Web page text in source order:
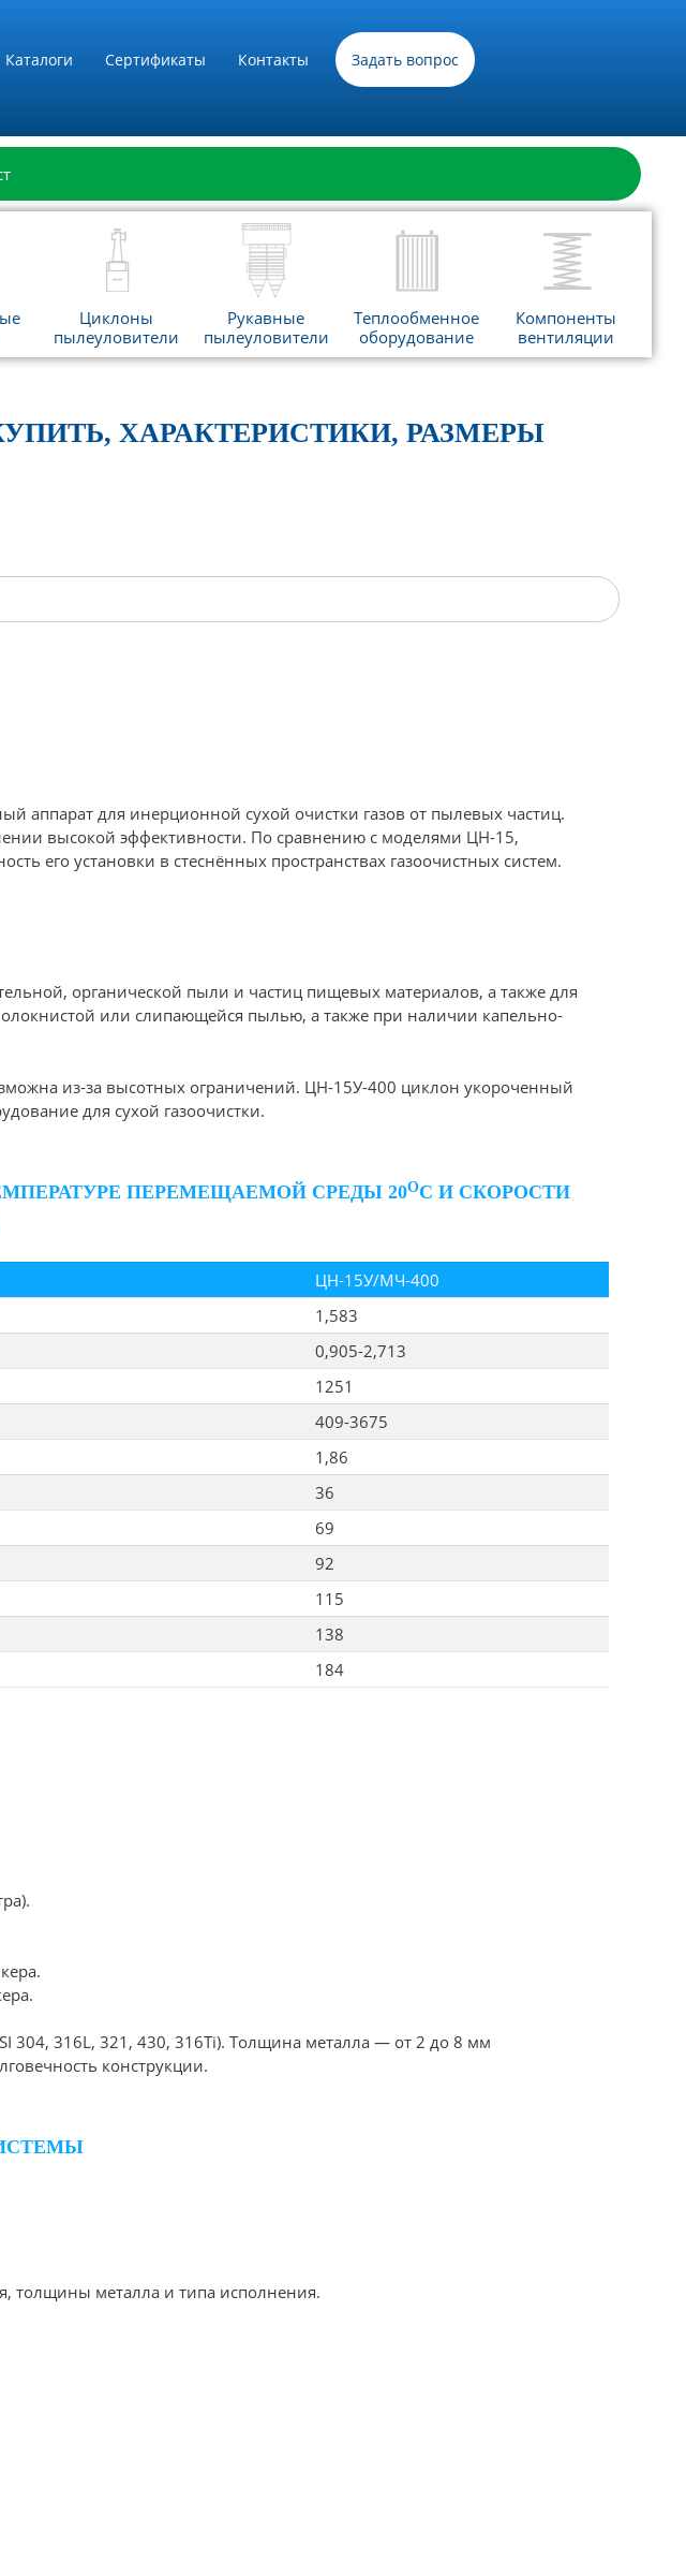
Каталоги Сертификаты Контакты Задать вопрос
Циклоны
пылеуловители
Рукавные
пылеуловители
Теплообменное
оборудование
Компоненты
вентиляции
ХАРАКТЕРИСТИКИ, РАЗМЕРЫ
для инерционной сухой очистки газов от пылевых частиц.
высокой эффективности. По сравнению с моделями ЦН-15,
его установки в стеснённых пространствах газоочистных систем.
органической пыли и частиц пищевых материалов, а также для
или слипающейся пылью, а также при наличии капельно-
из-за высотных ограничений. ЦН-15У-400 циклон укороченный
для сухой газоочистки.
ПЕРЕМЕЩАЕМОЙ СРЕДЫ 20ОС И СКОРОСТИ
ЦН-15У/МЧ-400
1,583
0,905-2,713
1251
409-3675
1,86
36
69
92
115
138
184
304, 316L, 321, 430, 316Ti). Толщина металла — от 2 до 8 мм
конструкции.
толщины металла и типа исполнения.